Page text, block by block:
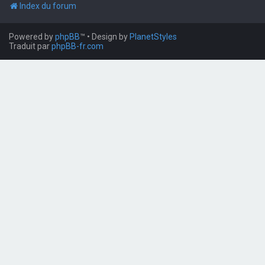
Index du forum
Powered byphpBB™ • Design by PlanetStyles
Traduit parphpBB-fr.com